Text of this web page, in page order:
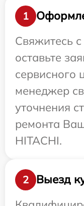
1
Свяжитесь
оставьте
сервисного
менеджер
уточнения
ремонта
HITACHI.
2
Выезд